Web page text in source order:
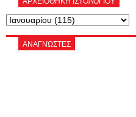
ΑΝΑΓΝΏΣΤΕΣ